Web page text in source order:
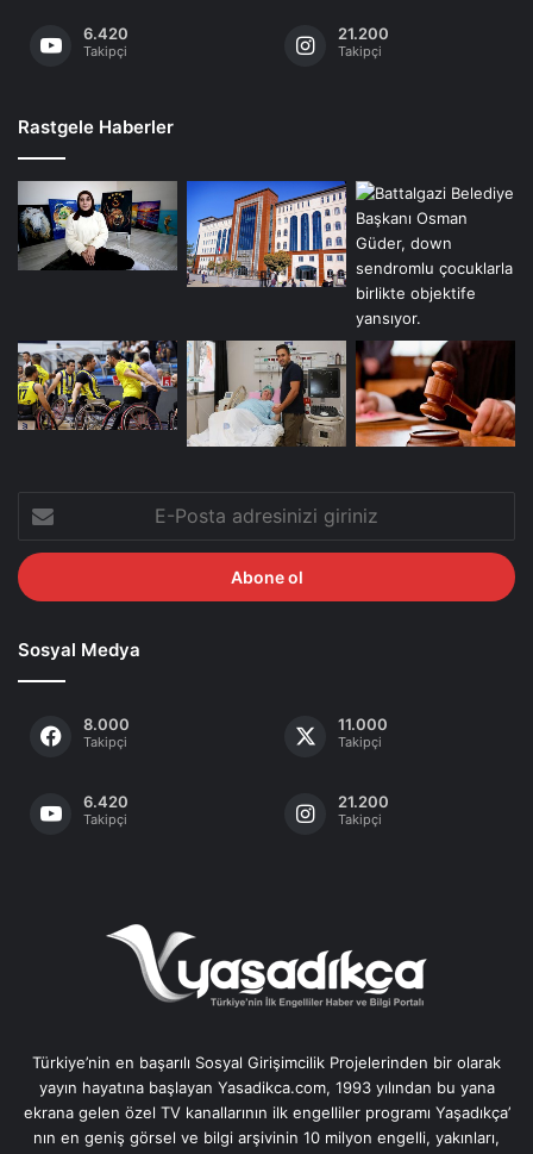
6.420
Takipçi
21.200
Takipçi
Rastgele Haberler
Posta
adresinizi
giriniz
Sosyal Medya
8.000
Takipçi
11.000
Takipçi
6.420
Takipçi
21.200
Takipçi
Türkiye’nin en başarılı Sosyal Girişimcilik Projelerinden bir olarak
yayın hayatına başlayan Yasadikca.com, 1993 yılından bu yana
ekrana gelen özel TV kanallarının ilk engelliler programı Yaşadıkça’
nın en geniş görsel ve bilgi arşivinin 10 milyon engelli, yakınları,